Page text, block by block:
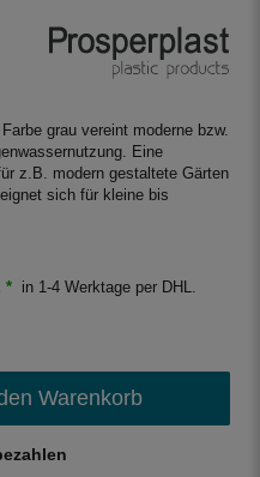
grau vereint moderne bzw.
Eine
z.B. modern gestaltete Gärten
sich für kleine bis
*
in 1-4 Werktage per DHL.
Warenkorb